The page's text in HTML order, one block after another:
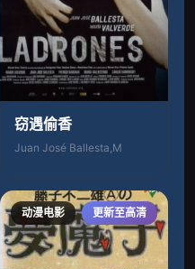
窃遇偷香
Juan José Ballesta,M
动漫电影 更新至高清